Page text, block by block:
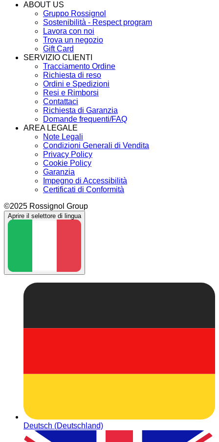
ABOUT US
Gruppo Rossignol
Sostenibilità - Respect program
Lavora con noi
Trova un negozio
Gift Card
SERVIZIO CLIENTI
Tracciamento Ordine
Richiesta di reso
Ordini e Spedizioni
Resi e Rimborsi
Contattaci
Richiesta di Garanzia
Domande frequenti/FAQ
AREA LEGALE
Note Legali
Condizioni Generali di Vendita
Privacy Policy
Cookie Policy
Garanzia
Impegno di Accessibilità
Certificati di Conformità
©2025 Rossignol Group
Aprire il selettore di lingua
Deutsch (Deutschland)